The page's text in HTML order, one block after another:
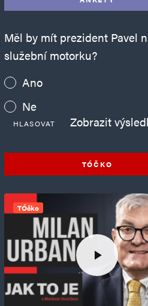
Měl by mít prezident Pavel
služební motorku?
Ano
Ne
HLASOVAT Zobrazit
TÓČKO
TÓčko